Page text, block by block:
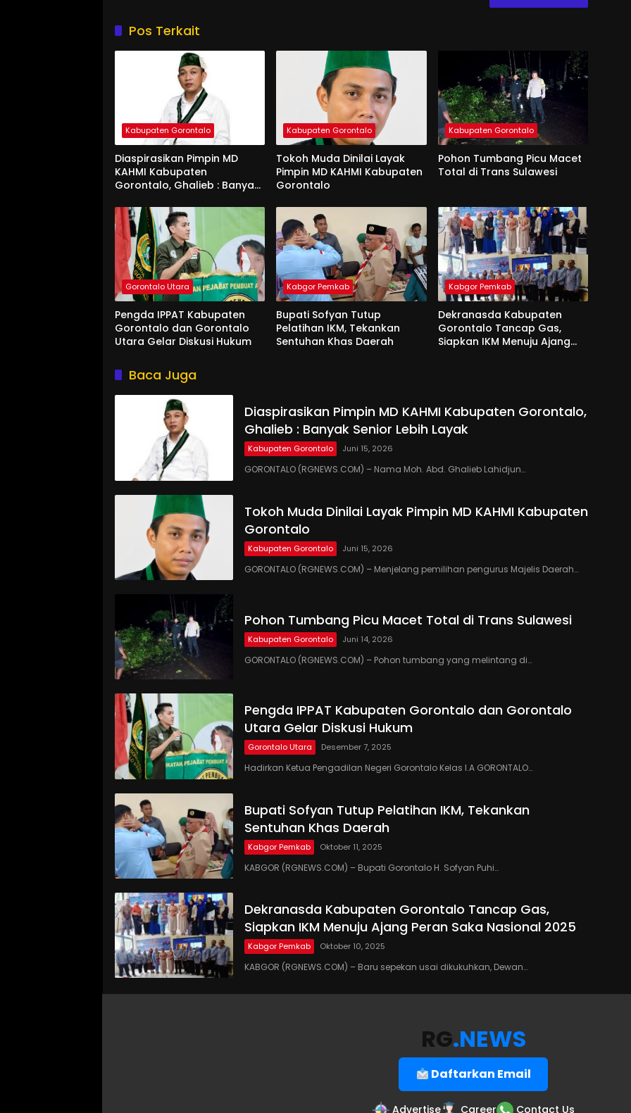
Pos Terkait
Kabupaten Gorontalo
Diaspirasikan Pimpin MD
KAHMI Kabupaten
Gorontalo, Ghalieb : Banyak
Kabupaten Gorontalo
Tokoh Muda Dinilai Layak
Pimpin MD KAHMI Kabupaten
Gorontalo
Kabupaten Gorontalo
Pohon Tumbang Picu Macet
Total di Trans Sulawesi
Gorontalo Utara
Pengda IPPAT Kabupaten
Gorontalo dan Gorontalo
Utara Gelar Diskusi Hukum
Kabgor Pemkab
Bupati Sofyan Tutup
Pelatihan IKM, Tekankan
Sentuhan Khas Daerah
Kabgor Pemkab
Dekranasda Kabupaten
Gorontalo Tancap Gas,
Siapkan IKM Menuju Ajang
Baca Juga
Diaspirasikan Pimpin MD KAHMI Kabupaten Gorontalo,
Ghalieb : Banyak Senior Lebih Layak
Kabupaten Gorontalo Juni 15, 2026
GORONTALO (RGNEWS.COM) – Nama Moh. Abd. Ghalieb Lahidjun…
Tokoh Muda Dinilai Layak Pimpin MD KAHMI Kabupaten
Gorontalo
Kabupaten Gorontalo Juni 15, 2026
GORONTALO (RGNEWS.COM) – Menjelang pemilihan pengurus Majelis Daerah…
Pohon Tumbang Picu Macet Total di Trans Sulawesi
Kabupaten Gorontalo Juni 14, 2026
GORONTALO (RGNEWS.COM) – Pohon tumbang yang melintang di…
Pengda IPPAT Kabupaten Gorontalo dan Gorontalo
Utara Gelar Diskusi Hukum
Gorontalo Utara Desember 7, 2025
Hadirkan Ketua Pengadilan Negeri Gorontalo Kelas I.A GORONTALO…
Bupati Sofyan Tutup Pelatihan IKM, Tekankan
Sentuhan Khas Daerah
Kabgor Pemkab Oktober 11, 2025
KABGOR (RGNEWS.COM) – Bupati Gorontalo H. Sofyan Puhi…
Dekranasda Kabupaten Gorontalo Tancap Gas,
Siapkan IKM Menuju Ajang Peran Saka Nasional 2025
Kabgor Pemkab Oktober 10, 2025
KABGOR (RGNEWS.COM) – Baru sepekan usai dikukuhkan, Dewan…
RG.NEWS
Daftarkan Email
Advertise Career Contact Us